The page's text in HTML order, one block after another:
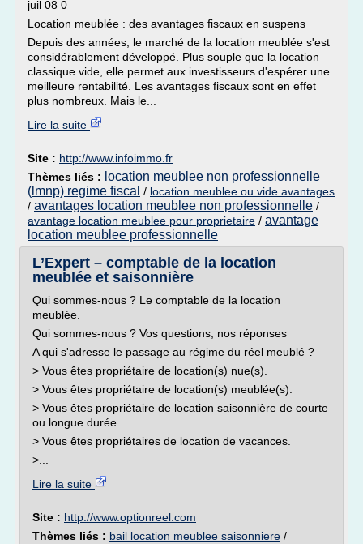
juil 08 0
Location meublée : des avantages fiscaux en suspens
Depuis des années, le marché de la location meublée s'est
considérablement développé. Plus souple que la location
classique vide, elle permet aux investisseurs d'espérer une
meilleure rentabilité. Les avantages fiscaux sont en effet
plus nombreux. Mais le...
Lire la suite
Site : http://www.infoimmo.fr
Thèmes liés : location meublee non professionnelle
(lmnp) regime fiscal / location meublee ou vide avantages
/ avantages location meublee non professionnelle /
avantage location meublee pour proprietaire / avantage
location meublee professionnelle
L’Expert – comptable de la location
meublée et saisonnière
Qui sommes-nous ? Le comptable de la location
meublée.
Qui sommes-nous ? Vos questions, nos réponses
A qui s'adresse le passage au régime du réel meublé ?
> Vous êtes propriétaire de location(s) nue(s).
> Vous êtes propriétaire de location(s) meublée(s).
> Vous êtes propriétaire de location saisonnière de courte
ou longue durée.
> Vous êtes propriétaires de location de vacances.
>...
Lire la suite
Site : http://www.optionreel.com
Thèmes liés : bail location meublee saisonniere /